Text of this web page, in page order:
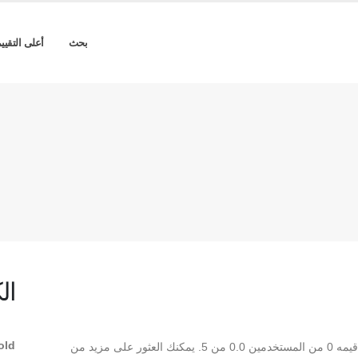
بحث أعلى
** AlRiyadh Bold ** هو Bold TrueType تم تنزيله 6 مرة. قيمه 0 من المستخدمين 0.0 من 5. يمكنك العثور على مزيد من